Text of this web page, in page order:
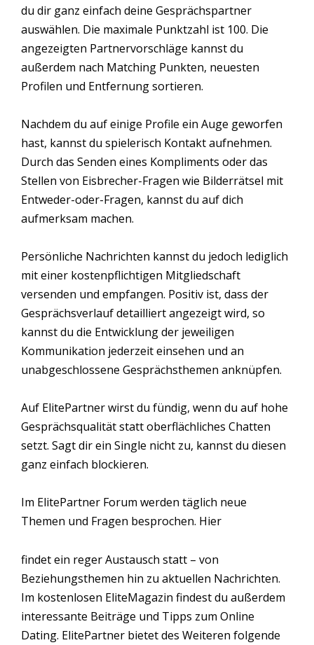
du dir ganz einfach deine Gesprächspartner
auswählen. Die maximale Punktzahl ist 100. Die
angezeigten Partnervorschläge kannst du
außerdem nach Matching Punkten, neuesten
Profilen und Entfernung sortieren.
Nachdem du auf einige Profile ein Auge geworfen
hast, kannst du spielerisch Kontakt aufnehmen.
Durch das Senden eines Kompliments oder das
Stellen von Eisbrecher-Fragen wie Bilderrätsel mit
Entweder-oder-Fragen, kannst du auf dich
aufmerksam machen.
Persönliche Nachrichten kannst du jedoch lediglich
mit einer kostenpflichtigen Mitgliedschaft
versenden und empfangen. Positiv ist, dass der
Gesprächsverlauf detailliert angezeigt wird, so
kannst du die Entwicklung der jeweiligen
Kommunikation jederzeit einsehen und an
unabgeschlossene Gesprächsthemen anknüpfen.
Auf ElitePartner wirst du fündig, wenn du auf hohe
Gesprächsqualität statt oberflächliches Chatten
setzt. Sagt dir ein Single nicht zu, kannst du diesen
ganz einfach blockieren.
Im ElitePartner Forum werden täglich neue
Themen und Fragen besprochen. Hier
findet ein reger Austausch statt – von
Beziehungsthemen hin zu aktuellen Nachrichten.
Im kostenlosen EliteMagazin findest du außerdem
interessante Beiträge und Tipps zum Online
Dating. ElitePartner bietet des Weiteren folgende